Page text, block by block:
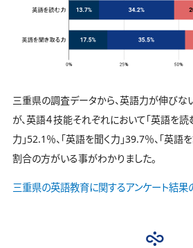
三重県の調査データから、英語力が伸びな
が、英語４技能それぞれにおいて「英語を読
力」52.1％、「英語を聞く力」39.7％、「英語
割合の方がいる事がわかりました。
三重県の英語教育に関するアンケート結果